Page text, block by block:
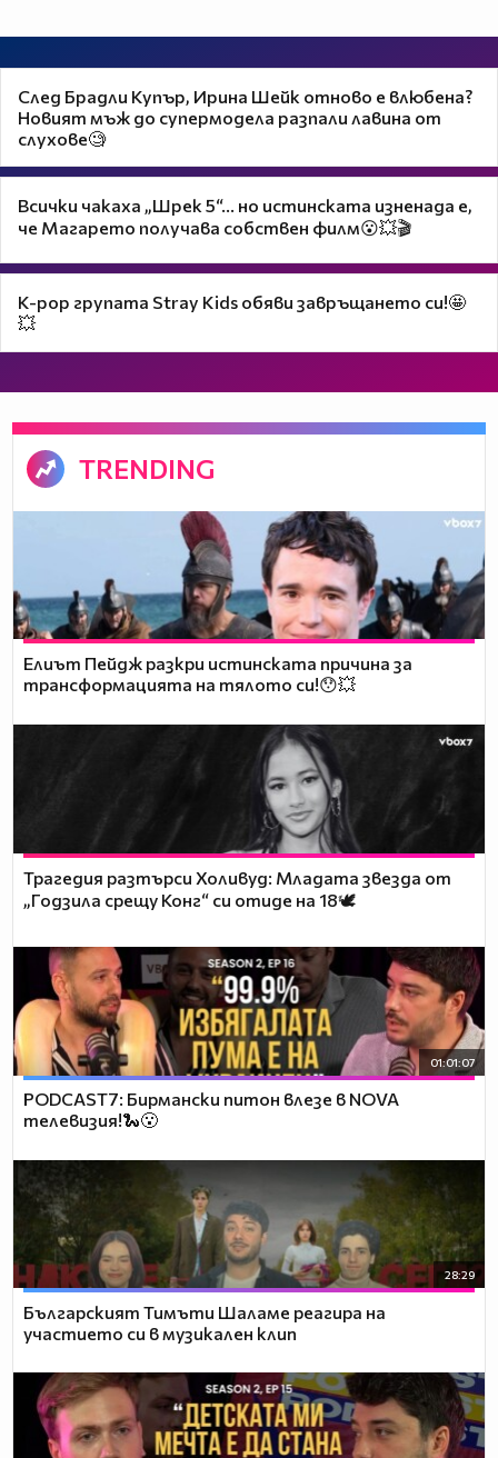
След Брадли Купър, Ирина Шейк отново е влюбена?
Новият мъж до супермодела разпали лавина от
слухове🧐
Всички чакаха „Шрек 5“… но истинската изненада е,
че Магарето получава собствен филм😮💥🎬
K-pop групата Stray Kids обяви завръщането си!🤩
💥
TRENDING
Елиът Пейдж разкри истинската причина за
трансформацията на тялото си!😯💥
Трагедия разтърси Холивуд: Младата звезда от
„Годзила срещу Конг“ си отиде на 18🕊️
01:01:07
PODCAST7: Бирмански питон влезе в NOVA
телевизия!🐍😮
28:29
Българският Тимъти Шаламе реагира на
участието си в музикален клип